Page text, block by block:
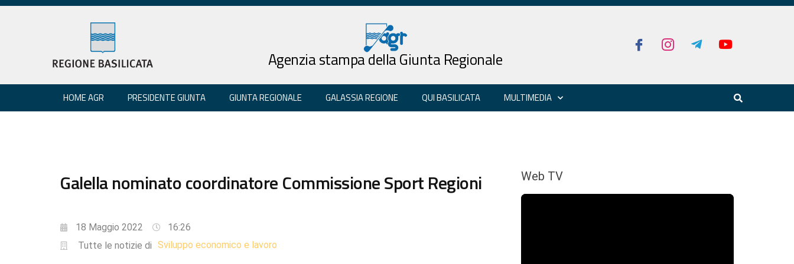
Agenzia stampa della Giunta Regionale
HOME AGR PRESIDENTE GIUNTA GIUNTA REGIONALE GALASSIA REGIONE QUI BASILICATA MULTIMEDIA
Galella nominato coordinatore Commissione Sport Regioni
18 Maggio 2022
16:26
Tutte le notizie di Sviluppo economico e lavoro
Web TV